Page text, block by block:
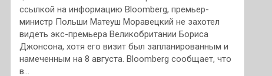
ссылкой на информацию Bloomberg, премьер-
министр Польши Матеуш Моравецкий не захотел
видеть экс-премьера Великобритании Бориса
Джонсона, хотя его визит был запланированным и
намеченным на 8 августа. Bloomberg сообщает, что
в…